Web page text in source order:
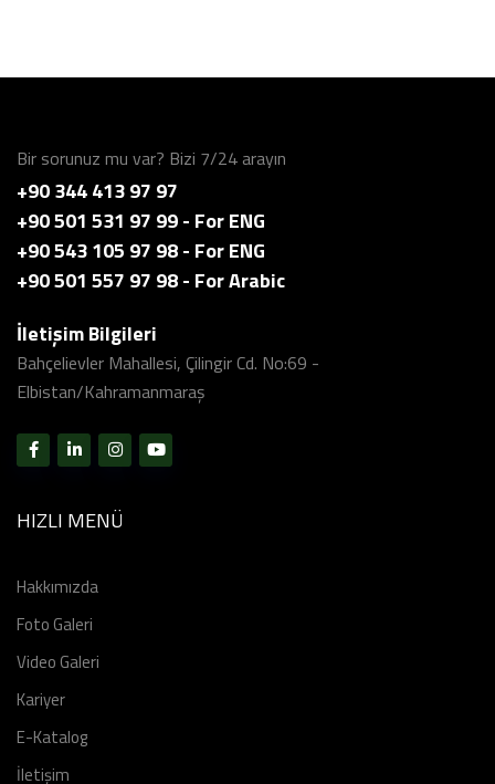
Bir sorunuz mu var? Bizi 7/24 arayın
+90 344 413 97 97
+90 501 531 97 99 - For ENG
+90 543 105 97 98 - For ENG
+90 501 557 97 98 - For Arabic
İletişim Bilgileri
Bahçelievler Mahallesi, Çilingir Cd. No:69 -
Elbistan/Kahramanmaraş
HIZLI MENÜ
Hakkımızda
Foto Galeri
Video Galeri
Kariyer
E-Katalog
İletişim